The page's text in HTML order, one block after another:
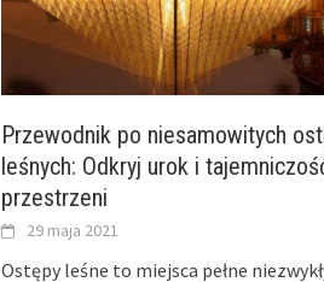
Przewodnik po niesamowitych
leśnych: Odkryj urok i
przestrzeni
29 maja 2021
Ostępy leśne to miejsca pełne